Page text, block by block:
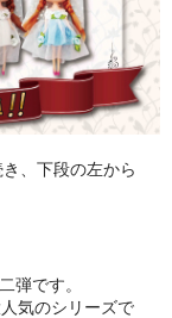
、下段の左から
弾です。
気のシリーズで